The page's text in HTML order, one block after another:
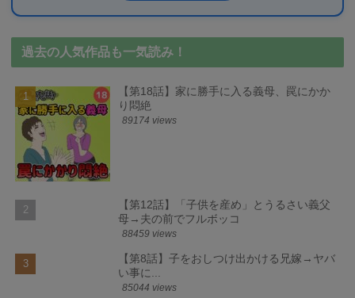
過去の人気作品も一気読み！
【第18話】家に勝手に入る義母、罠にかか
り悶絶
89174 views
【第12話】「子供を産め」とうるさい義父
母→夫の前でフルボッコ
88459 views
【第8話】子をおしつけ出かける兄嫁→ヤバ
い事に...
85044 views